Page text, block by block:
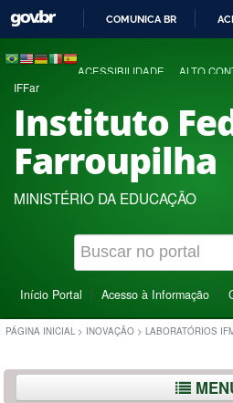
COMUNICA BR
ACESSIBILIDADE ALTO
IFFar
Instituto
Farroupilha
MINISTÉRIO DA EDUCAÇÃO
Início Portal Acesso à Informação
PÁGINA INICIAL > INOVAÇÃO > LABORATÓRIOS